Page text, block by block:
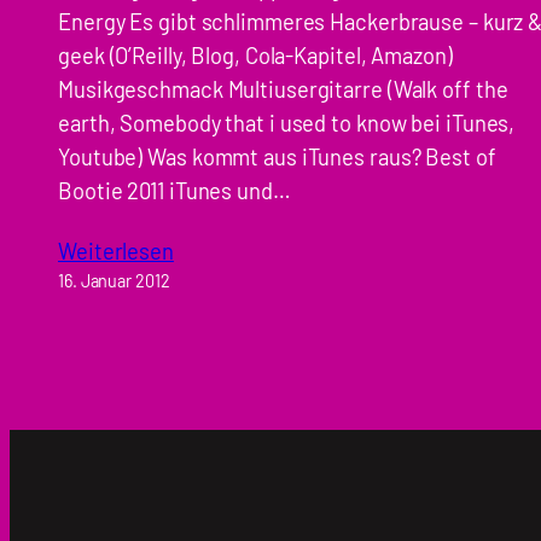
Energy Es gibt schlimmeres Hackerbrause – kurz
geek (O’Reilly, Blog, Cola-Kapitel, Amazon)
Musikgeschmack Multiusergitarre (Walk off the
earth, Somebody that i used to know bei iTunes,
Youtube) Was kommt aus iTunes raus? Best of
Bootie 2011 iTunes und…
Weiterlesen
16. Januar 2012